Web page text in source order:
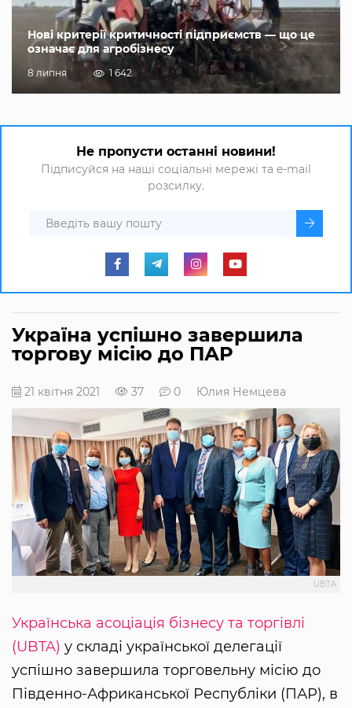
Нові критерії критичності підприємств — що це
означає для агробізнесу
8 липня 1 642
Не пропусти останні новини!
Підписуйся на наші соціальні мережі та e-mail
розсилку.
Україна успішно завершила
торгову місію до ПАР
21 квітня 2021 37 0 Юлия Немцева
UBTA
Українська асоціація бізнесу та торгівлі
(UBTA) у складі української делегації
успішно завершила торговельну місію до
Південно-Африканської Республіки (ПАР), в